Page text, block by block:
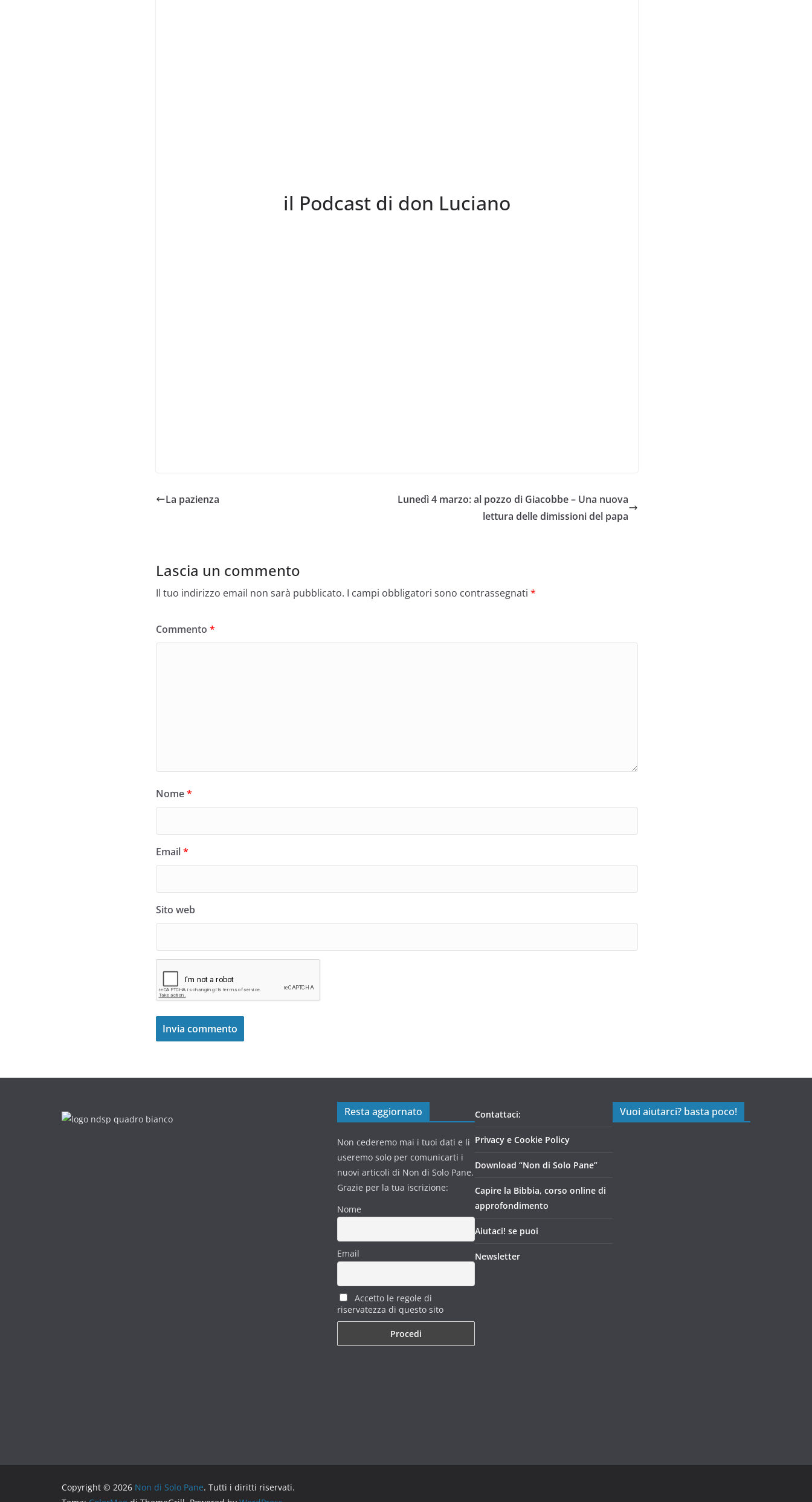
il Podcast di don Luciano
La pazienza
Lunedì 4 marzo: al pozzo di Giacobbe – Una nuova
lettura delle dimissioni del papa
Lascia un commento
Il tuo indirizzo email non sarà pubblicato. I campi obbligatori sono contrassegnati *
Commento *
Nome*
Email*
Sito web
Resta aggiornato
Non cederemo mai i tuoi dati e li
useremo solo per comunicarti i
nuovi articoli di Non di Solo Pane.
Grazie per la tua iscrizione:
Nome
Email
Accetto le regole di
riservatezza di questo sito
Contattaci:
Privacy e Cookie Policy
Download “Non di Solo Pane”
Capire la Bibbia, corso online di
approfondimento
Aiutaci! se puoi
Newsletter
Vuoi aiutarci? basta poco!
Copyright © 2026 Non di Solo Pane. Tutti i diritti riservati.